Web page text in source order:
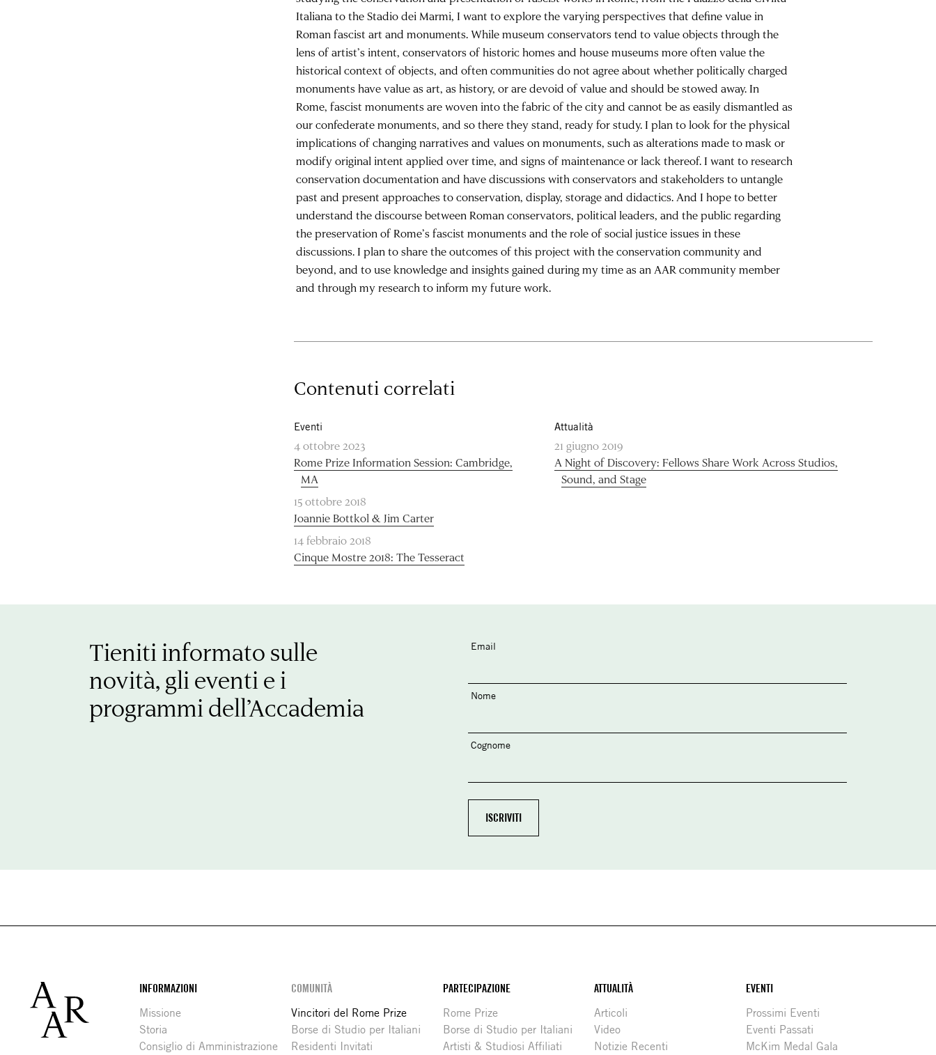
Italiana to the Stadio dei Marmi, I want to explore the varying perspectives that define value in
Roman fascist art and monuments. While museum conservators tend to value objects through the
lens of artist’s intent, conservators of historic homes and house museums more often value the
historical context of objects, and often communities do not agree about whether politically charged
monuments have value as art, as history, or are devoid of value and should be stowed away. In
Rome, fascist monuments are woven into the fabric of the city and cannot be as easily dismantled as
our confederate monuments, and so there they stand, ready for study. I plan to look for the physical
implications of changing narratives and values on monuments, such as alterations made to mask or
modify original intent applied over time, and signs of maintenance or lack thereof. I want to research
conservation documentation and have discussions with conservators and stakeholders to untangle
past and present approaches to conservation, display, storage and didactics. And I hope to better
understand the discourse between Roman conservators, political leaders, and the public regarding
the preservation of Rome’s fascist monuments and the role of social justice issues in these
discussions. I plan to share the outcomes of this project with the conservation community and
beyond, and to use knowledge and insights gained during my time as an AAR community member
and through my research to inform my future work.
Contenuti correlati
Eventi
4 ottobre 2023
Rome Prize Information Session: Cambridge,
MA
15 ottobre 2018
Joannie Bottkol & Jim Carter
14 febbraio 2018
Cinque Mostre 2018: The Tesseract
Attualità
21 giugno 2019
A Night of Discovery: Fellows Share Work Across Studios,
Sound, and Stage
Tieniti informato sulle
novità, gli eventi e i
programmi dell’Accademia
Email
Nome
Cognome
Footer
INFORMAZIONI
Missione
Storia
Consiglio di Amministrazione
COMUNITÀ
Vincitori del Rome Prize
Borse di Studio per Italiani
Residenti Invitati
PARTECIPAZIONE
Rome Prize
Borse di Studio per Italiani
Artisti & Studiosi Affiliati
ATTUALITÀ
Articoli
Video
Notizie Recenti
EVENTI
Prossimi Eventi
Eventi Passati
McKim Medal Gala